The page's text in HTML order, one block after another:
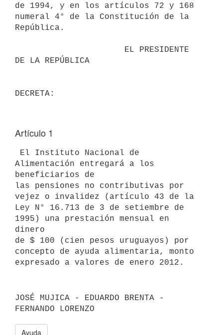
de 1994, y en los artículos 72 y 168
numeral 4° de la Constitución de la
República.
DE LA REPÚBLICA
Artículo 1
Alimentación entregará a los
beneficiarios de
las pensiones no contributivas por
vejez o invalidez (artículo 43 de la
Ley N° 16.713 de 3 de setiembre de
1995) una prestación mensual en
dinero
de $ 100 (cien pesos uruguayos) por
concepto de ayuda alimentaria, monto
JOSÉ MUJICA - EDUARDO BRENTA -
FERNANDO LORENZO
Ayuda